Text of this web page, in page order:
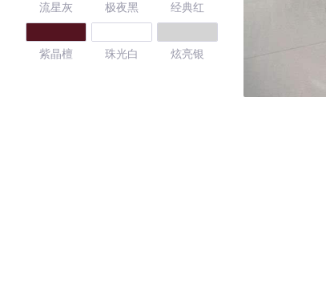
流星灰 极夜黑 经典红
紫晶檀 珠光白 炫亮银